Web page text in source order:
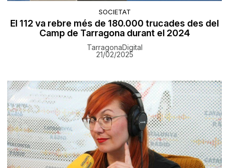
SOCIETAT
El 112 va rebre més de 180.000 trucades des del
Camp de Tarragona durant el 2024
TarragonaDigital
21/02/2025